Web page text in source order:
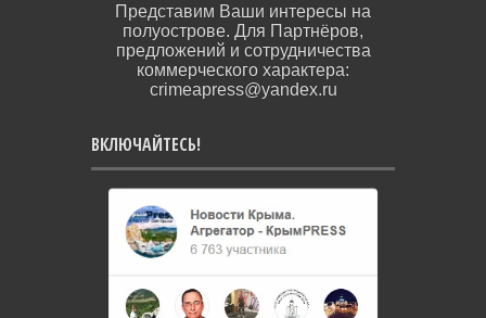
Представим Ваши интересы на
полуострове. Для Партнёров,
предложений и сотрудничества
коммерческого характера:
crimeapress@yandex.ru
ВКЛЮЧАЙТЕСЬ!